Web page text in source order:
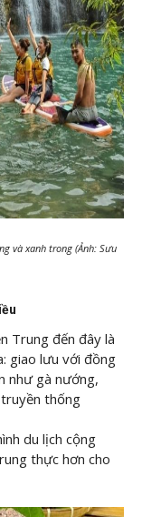
và xanh trong (Ảnh: Sưu
Trung đến đây là
giao lưu với đồng
như gà nướng,
thống
du lịch cộng
thực hơn cho